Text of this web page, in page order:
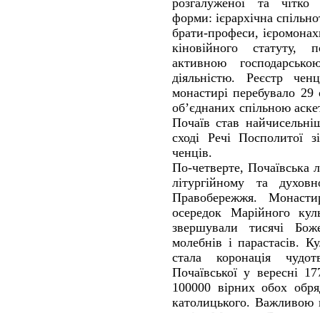
розгалуженої та чітко
форми: ієрархічна
брати-професи,
кіновійного
активною
діяльністю. Реєстр
монастирі перебувало 29
об’єднаних спільною
Почаїв став
сході Речі Посполитої
ченців.
По-четверте, Почаївська
літургійному та
Правобережжя.
осередок Марійного
звершували тисячі
молебнів і парастасів.
стала коронація
Почаївської у вересні
100000 вірних обох
католицького. Важливою